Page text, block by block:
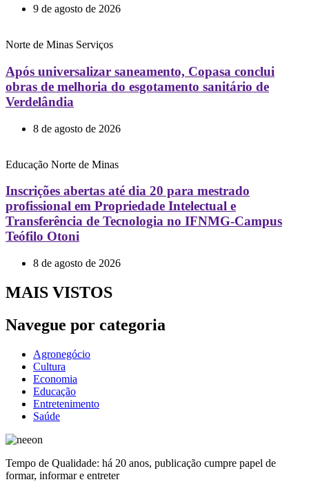
9 de agosto de 2026
Norte de Minas Serviços
Após universalizar saneamento, Copasa conclui
obras de melhoria do esgotamento sanitário de
Verdelândia
8 de agosto de 2026
Educação Norte de Minas
Inscrições abertas até dia 20 para mestrado
profissional em Propriedade Intelectual e
Transferência de Tecnologia no IFNMG-Campus
Teófilo Otoni
8 de agosto de 2026
MAIS VISTOS
Navegue por categoria
Agronegócio
Cultura
Economia
Educação
Entretenimento
Saúde
Tempo de Qualidade: há 20 anos, publicação cumpre papel de
formar, informar e entreter